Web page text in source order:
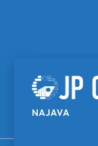
NAJAVA